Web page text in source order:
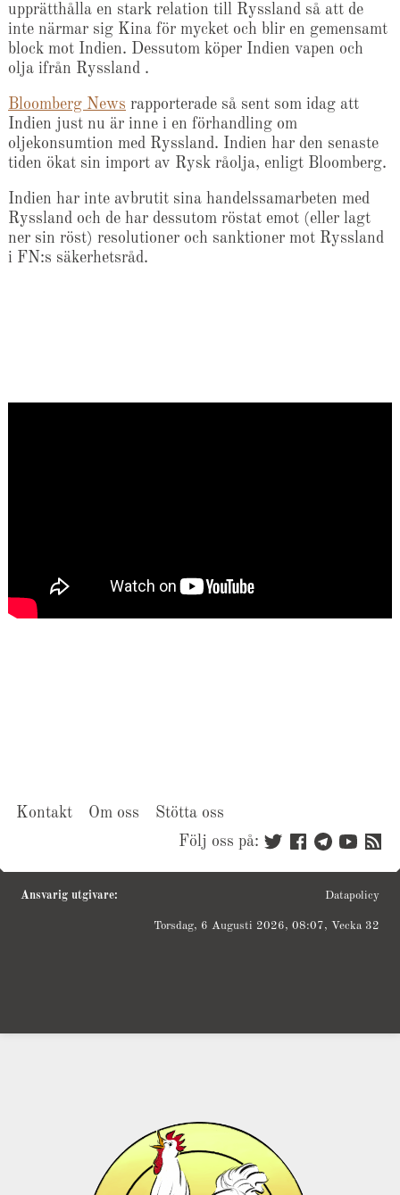
upprätthålla en stark relation till Ryssland så att de
inte närmar sig Kina för mycket och blir en gemensamt
block mot Indien. Dessutom köper Indien vapen och
olja ifrån Ryssland .
Bloomberg News rapporterade så sent som idag att
Indien just nu är inne i en förhandling om
oljekonsumtion med Ryssland. Indien har den senaste
tiden ökat sin import av Rysk råolja, enligt Bloomberg.
Indien har inte avbrutit sina handelssamarbeten med
Ryssland och de har dessutom röstat emot (eller lagt
ner sin röst) resolutioner och sanktioner mot Ryssland
i FN:s säkerhetsråd.
Kontakt Om oss
Stötta oss
Följ oss på:
Ansvarig utgivare: Datapolicy
Torsdag, 6 Augusti 2026, 08:07, Vecka 32